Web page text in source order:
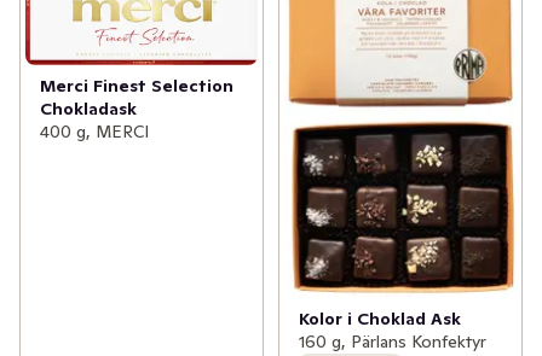
Merci Finest Selection
Chokladask
400 g, MERCI
Kolor i Choklad Ask
160 g, Pärlans Konfektyr